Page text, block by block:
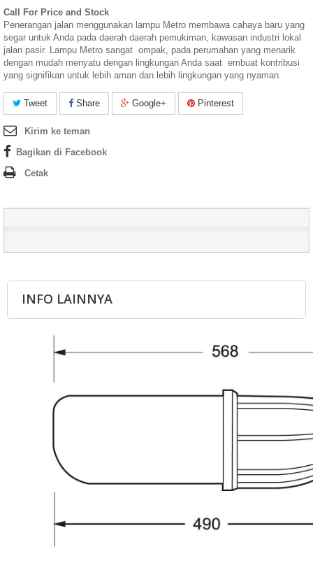
Call For Price and Stock
Penerangan jalan menggunakan lampu Metro membawa cahaya baru yang
segar untuk Anda pada daerah daerah pemukiman, kawasan industri lokal
jalan pasir. Lampu Metro sangat ompak, pada perumahan yang menarik
dengan mudah menyatu dengan lingkungan Anda saat embuat kontribusi
yang signifikan untuk lebih aman dan lebih lingkungan yang nyaman.
Tweet Share Google+ Pinterest
Kirim ke teman
Bagikan di Facebook
Cetak
INFO LAINNYA